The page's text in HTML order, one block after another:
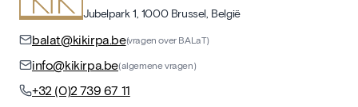
Jubelpark 1, 1000 Brussel, België
balat@kikirpa.be(vragen over BALaT)
info@kikirpa.be(algemene vragen)
+32 (0)2 739 67 11